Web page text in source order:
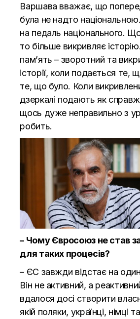
Варшава вважає, що
була не надто
на педаль національного.
то більше викривляє
пам’ять – зворотний та
історії, коли подається те,
те, що було. Коли
дзеркалі подають як
щось дуже неправильно з
робить.
– Чому Євросоюз не став
для таких процесів?
– ЄС завжди відстає на
Він не активний, а
вдалося досі створити
якій поляки, українці, німці